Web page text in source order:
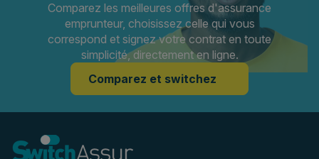
Comparez les meilleures offres d'assurance
emprunteur, choisissez celle qui vous
correspond et signez votre contrat en toute
simplicité, directement en ligne.
Comparez et switchez